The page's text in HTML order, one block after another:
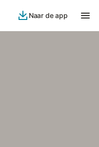
Naar de app